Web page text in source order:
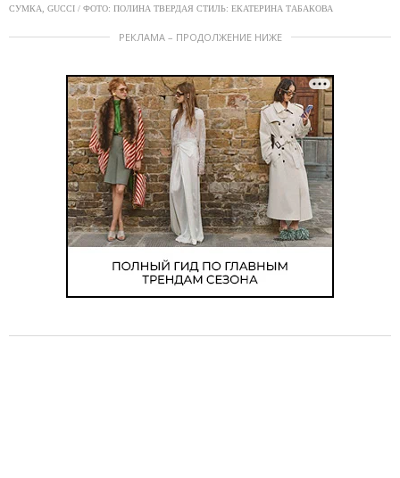
СУМКА, GUCCI / ФОТО: ПОЛИНА ТВЕРДАЯ СТИЛЬ: ЕКАТЕРИНА ТАБАКОВА
РЕКЛАМА – ПРОДОЛЖЕНИЕ НИЖЕ